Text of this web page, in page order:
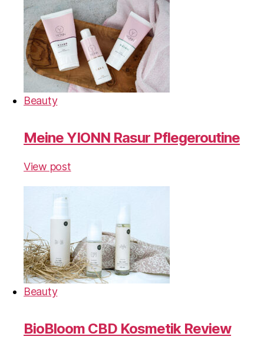
Beauty
Meine YIONN Rasur Pflegeroutine
View post
Beauty
BioBloom CBD Kosmetik Review